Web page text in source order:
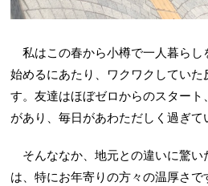
私はこの春から小樽で一人暮らし
始めるにあたり、ワクワクしてい
す。友達はほぼゼロからのスター
があり、毎日があわただしく過ぎて
そんななか、地元との違いに驚い
は、特にお年寄りの方々の温厚さ